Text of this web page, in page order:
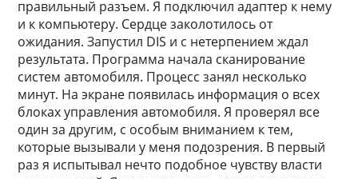
правильный разъем. Я подключил адаптер к нему
и к компьютеру. Сердце заколотилось от
ожидания. Запустил DIS и с нетерпением ждал
результата. Программа начала сканирование
систем автомобиля. Процесс занял несколько
минут. На экране появилась информация о всех
блоках управления автомобиля. Я проверял все
один за другим, с особым вниманием к тем,
которые вызывали у меня подозрения. В первый
раз я испытывал нечто подобное чувству власти